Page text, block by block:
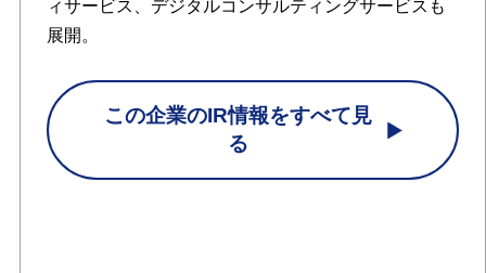
ィサービス、デジタルコンサルティングサービスも
展開。
この企業のIR情報をすべて見
る